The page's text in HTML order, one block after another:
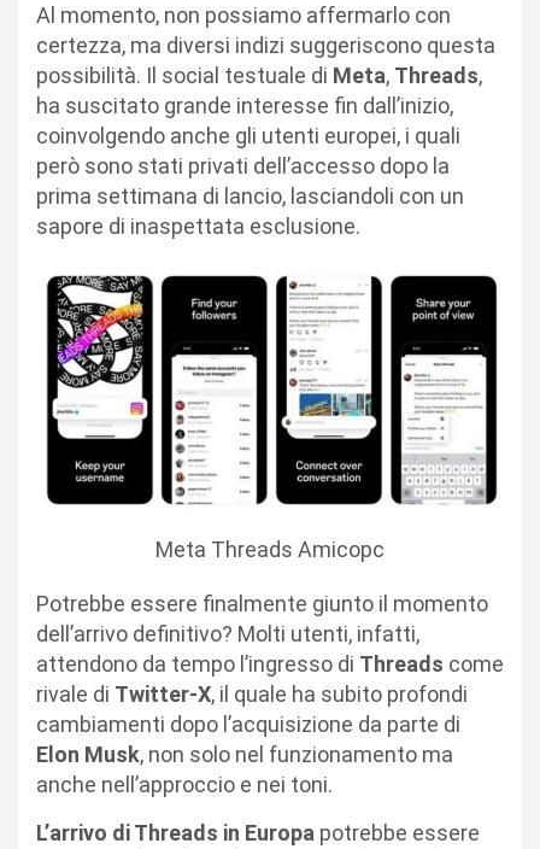
Al momento, non possiamo affermarlo con
certezza, ma diversi indizi suggeriscono questa
possibilità. Il social testuale di Meta, Threads,
ha suscitato grande interesse fin dall’inizio,
coinvolgendo anche gli utenti europei, i quali
però sono stati privati dell’accesso dopo la
prima settimana di lancio, lasciandoli con un
sapore di inaspettata esclusione.
Meta Threads Amicopc
Potrebbe essere finalmente giunto il momento
dell’arrivo definitivo? Molti utenti, infatti,
attendono da tempo l’ingresso di Threads come
rivale di Twitter-X, il quale ha subito profondi
cambiamenti dopo l’acquisizione da parte di
Elon Musk, non solo nel funzionamento ma
anche nell’approccio e nei toni.
L’arrivo di Threads in Europa potrebbe essere